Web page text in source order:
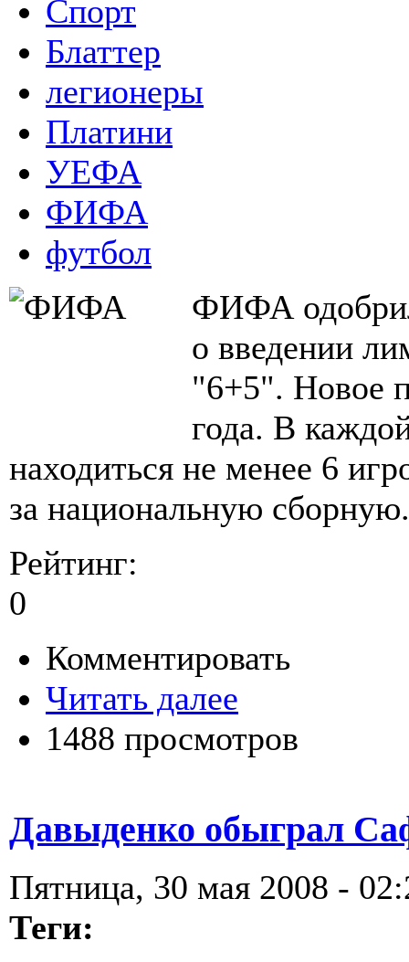
Спорт
Блаттер
легионеры
Платини
УЕФА
ФИФА
футбол
ФИФА
о введении
"6+5". Новое
года. В
находиться не менее 6
за национальную сборную.
Рейтинг:
0
Комментировать
Читать далее
1488 просмотров
Давыденко обыграл
Пятница, 30 мая 2008 -
Теги: